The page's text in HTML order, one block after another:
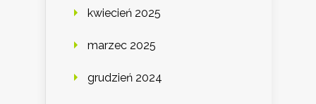
kwiecień 2025
marzec 2025
grudzień 2024